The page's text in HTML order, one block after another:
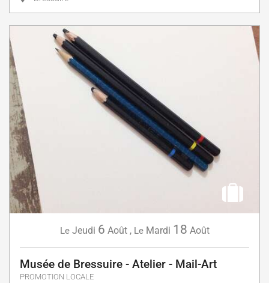
Le Jeudi 6 Août, Le Mardi 18 Août
Musée de Bressuire - Atelier - Mail-Art
PROMOTION LOCALE